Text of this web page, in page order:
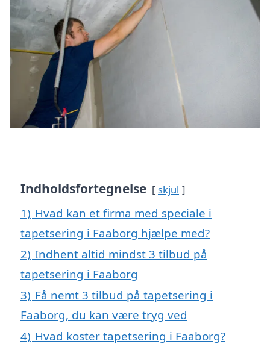
Indholdsfortegnelse skjul
1) Hvad kan et firma med speciale i
tapetsering i Faaborg hjælpe med?
2) Indhent altid mindst 3 tilbud på
tapetsering i Faaborg
3) Få nemt 3 tilbud på tapetsering i
Faaborg, du kan være tryg ved
4) Hvad koster tapetsering i Faaborg?